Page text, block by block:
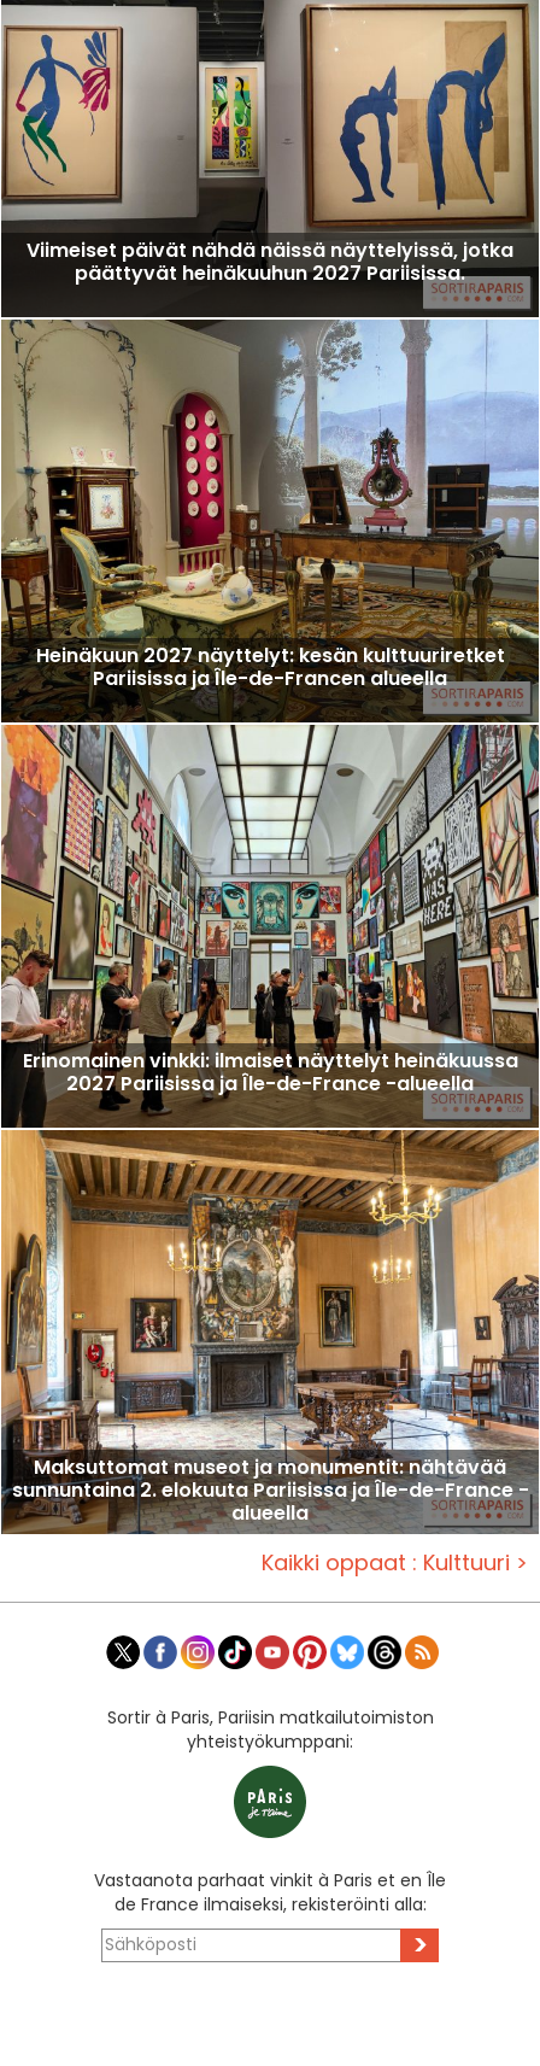
Viimeiset päivät nähdä näissä näyttelyissä, jotka
päättyvät heinäkuuhun 2027 Pariisissa.
Heinäkuun 2027 näyttelyt: kesän kulttuuriretket
Pariisissa ja Île-de-Francen alueella
Erinomainen vinkki: ilmaiset näyttelyt heinäkuussa
2027 Pariisissa ja Île-de-France -alueella
Maksuttomat museot ja monumentit: nähtävää
sunnuntaina 2. elokuuta Pariisissa ja Île-de-France -
alueella
Kaikki oppaat : Kulttuuri >
Sortir à Paris, Pariisin matkailutoimiston
yhteistyökumppani:
Vastaanota parhaat vinkit à Paris et en Île
de France ilmaiseksi, rekisteröinti alla:
>